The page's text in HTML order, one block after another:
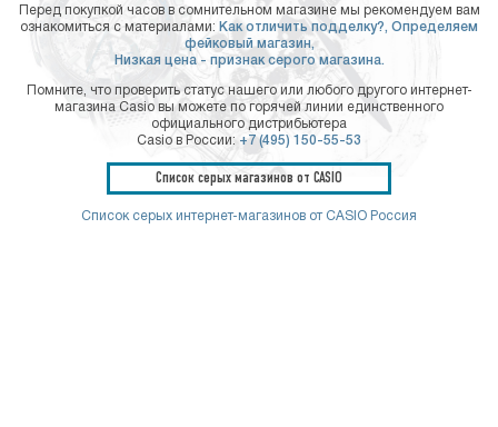
Перед покупкой часов в сомнительном магазине мы рекомендуем вам
ознакомиться с материалами: Как отличить подделку?, Определяем
фейковый магазин,
Низкая цена - признак серого магазина.
Помните, что проверить статус нашего или любого другого интернет-
магазина Casio вы можете по горячей линии единственного
официального дистрибьютера
Casio в России: +7 (495) 150-55-53
Список серых магазинов от CASIO
Список серых интернет-магазинов от CASIO Россия